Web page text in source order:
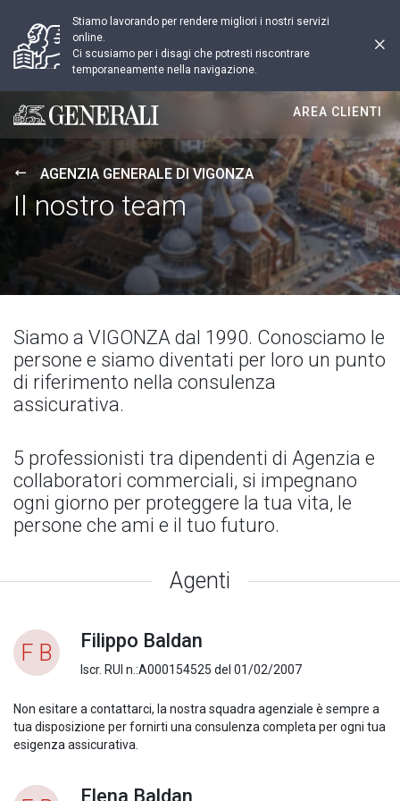
Stiamo lavorando per rendere migliori i nostri servizi
online.
Ci scusiamo per i disagi che potresti riscontrare
temporaneamente nella navigazione.
Generali logo
AREA CLIENTI
AGENZIA GENERALE DI VIGONZA
Il nostro team
Siamo a VIGONZA dal 1990. Conosciamo le
persone e siamo diventati per loro un punto
di riferimento nella consulenza
assicurativa.
5 professionisti tra dipendenti di Agenzia e
collaboratori commerciali, si impegnano
ogni giorno per proteggere la tua vita, le
persone che ami e il tuo futuro.
Agenti
F B Filippo Baldan
Iscr. RUI n.:A000154525 del 01/02/2007
Non esitare a contattarci, la nostra squadra agenziale è sempre a
tua disposizione per fornirti una consulenza completa per ogni tua
esigenza assicurativa.
Elena Baldan